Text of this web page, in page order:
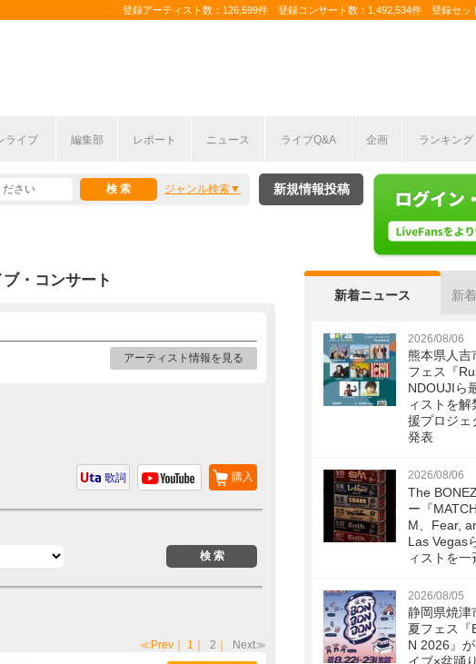
登録アーティスト数：126,599件 登録コンサート数：1,492,534件 登録セッ
ライブ 編集部 レポート ニュース ライブQ&A 企画 ランキング
ジャンル検索 新規情報投稿
・コンサート
アーティスト情報を見る
購入
歌詞
≪Prev ｜ 1 ｜ 2 ｜ Next≫
新着ニュース 新
2026/08/06
熊本県人吉
フェス『
NDOUJIら
ィストを
援プロジェ
発表
2026/08/06
The
ー『
M、Fear,
Las Vegas
ィストを一
2026/08/05
静岡県焼津
夏フェス『
N 2026』